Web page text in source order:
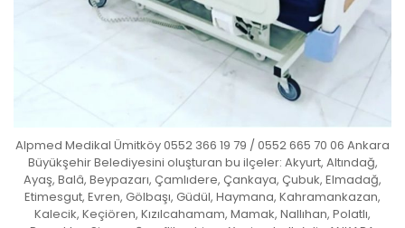
Alpmed Medikal Ümitköy 0552 366 19 79 / 0552 665 70 06 Ankara
Büyükşehir Belediyesini oluşturan bu ilçeler: Akyurt, Altındağ,
Ayaş, Balâ, Beypazarı, Çamlıdere, Çankaya, Çubuk, Elmadağ,
Etimesgut, Evren, Gölbaşı, Güdül, Haymana, Kahramankazan,
Kalecik, Keçiören, Kızılcahamam, Mamak, Nallıhan, Polatlı,